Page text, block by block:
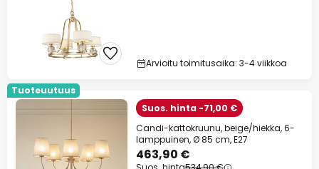
Arvioitu toimitusaika: 3-4 viikkoa
Tuoteuutuus
Suos. hinta -71,00 €
Candi-kattokruunu, beige/hiekka, 6-
lamppuinen, Ø 85 cm, E27
463,90 €